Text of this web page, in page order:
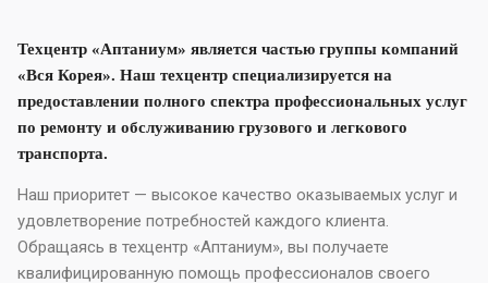
Техцентр «Аптаниум» является частью группы компаний
«Вся Корея». Наш техцентр специализируется на
предоставлении полного спектра профессиональных услуг
по ремонту и обслуживанию грузового и легкового
транспорта.
Наш приоритет — высокое качество оказываемых услуг и
удовлетворение потребностей каждого клиента.
Обращаясь в техцентр «Аптаниум», вы получаете
квалифицированную помощь профессионалов своего